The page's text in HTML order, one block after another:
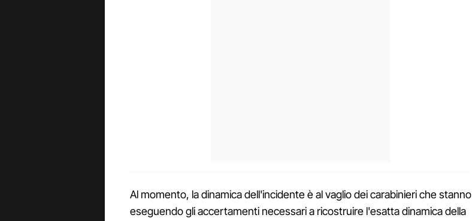
Al momento, la dinamica dell'incidente è al vaglio dei carabinieri che stanno
eseguendo gli accertamenti necessari a ricostruire l'esatta dinamica della